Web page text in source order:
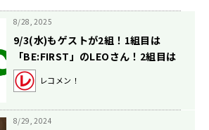
8/28, 2025
9/3(水)もゲストが2組！1組目は
「BE:FIRST」のLEOさん！2組目は
「STU48」の石田千穂さん！【矢吹
奈子のレコメン！】
レコメン！
8/29, 2024